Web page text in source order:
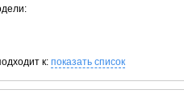
к: показать список